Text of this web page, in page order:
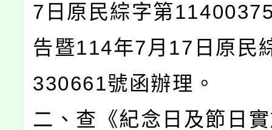
7日原民綜字第
告暨114年7月17日原民
330661號函辦理。
二、查《紀念日及節日